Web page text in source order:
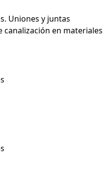
Uniones y juntas
canalización en materiales